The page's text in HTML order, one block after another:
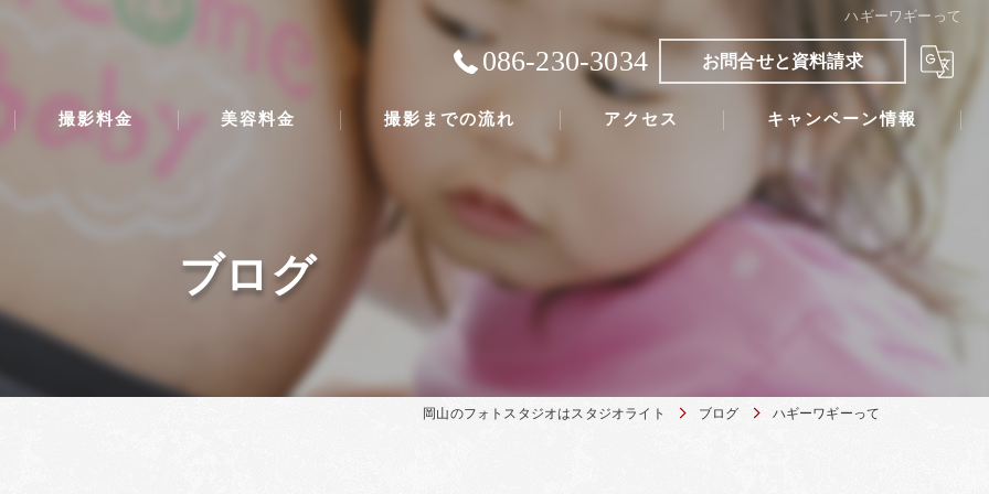
ハギーワギーって
086-230-3034 お問合せと資料請求
撮影料金 美容料金 撮影までの流れ アクセス キャンペーン情報
ブログ
岡山のフォトスタジオはスタジオライト ブログ ハギーワギーって